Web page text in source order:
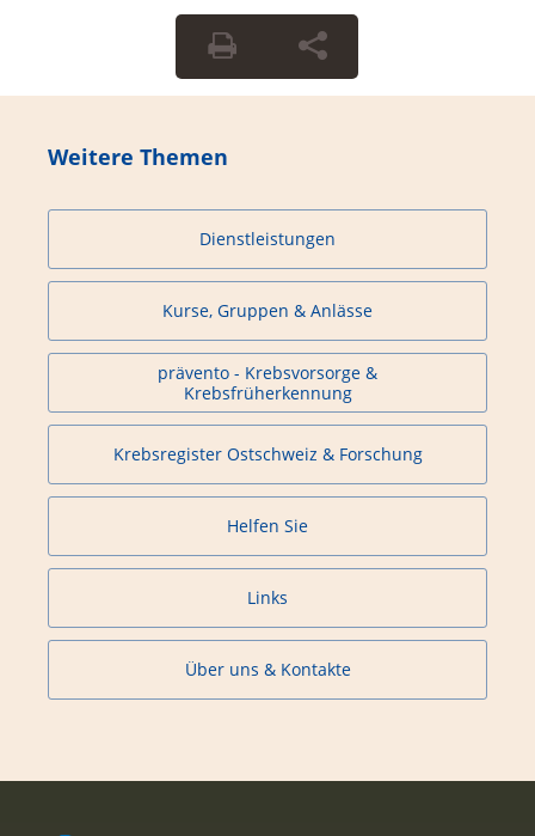
Weitere Themen
Dienstleistungen
Kurse, Gruppen & Anlässe
prävento - Krebsvorsorge &
Krebsfrüherkennung
Krebsregister Ostschweiz & Forschung
Helfen Sie
Links
Über uns & Kontakte